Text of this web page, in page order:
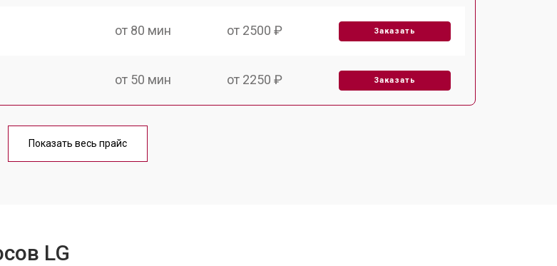
от 80 мин от 2500 ₽ Заказать
от 50 мин от 2250 ₽ Заказать
от 60 мин
Показать весь прайс
LG